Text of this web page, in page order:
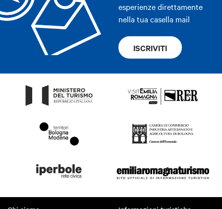
esperienze direttamente
nella tua casella mail
ISCRIVITI